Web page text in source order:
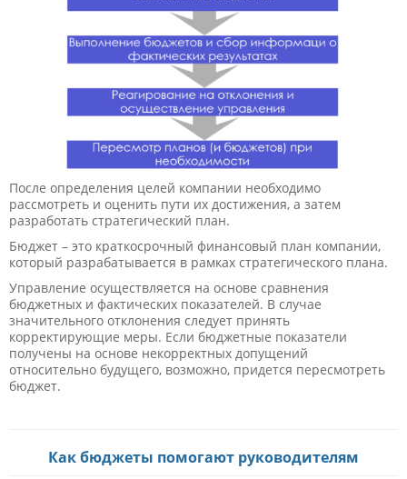
После определения целей компании необходимо
рассмотреть и оценить пути их достижения, а затем
разработать стратегический план.
Бюджет – это краткосрочный финансовый план компании,
который разрабатывается в рамках стратегического плана.
Управление осуществляется на основе сравнения
бюджетных и фактических показателей. В случае
значительного отклонения следует принять
корректирующие меры. Если бюджетные показатели
получены на основе некорректных допущений
относительно будущего, возможно, придется пересмотреть
бюджет.
Как бюджеты помогают руководителям